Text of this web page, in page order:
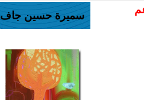
سميرة حسين جاف